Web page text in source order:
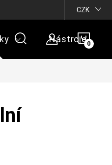
CZK
Nástroje